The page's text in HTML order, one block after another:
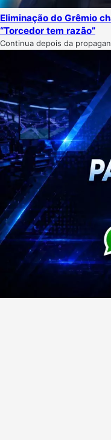
Eliminação do Grêmio
“Torcedor tem razão”
Continua depois da